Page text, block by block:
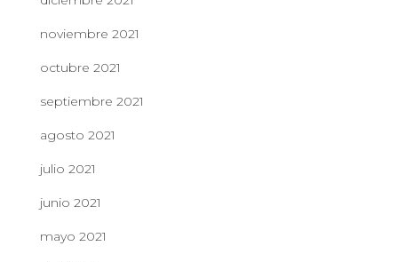
noviembre 2021
octubre 2021
septiembre 2021
agosto 2021
julio 2021
junio 2021
mayo 2021